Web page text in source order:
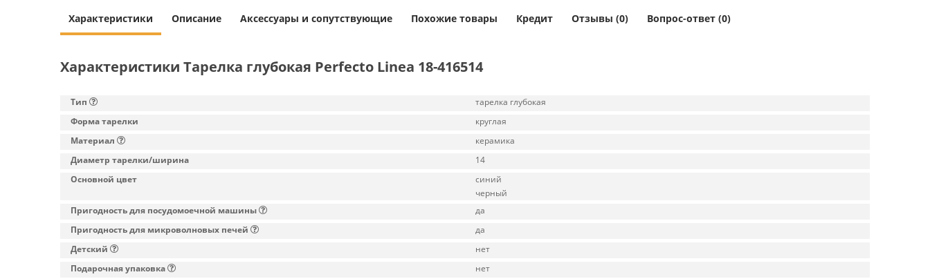
Характеристики Описание Аксессуары и сопутствующие Похожие товары Кредит Отзывы (0) Вопрос-ответ (0)
Характеристики Тарелка глубокая Perfecto Linea 18-416514
Тип
тарелка глубокая
Форма тарелки
круглая
Материал
керамика
Диаметр тарелки/ширина
14
Основной цвет
синий
черный
Пригодность для посудомоечной машины
да
Пригодность для микроволновых печей
да
Детский
нет
Подарочная упаковка
нет